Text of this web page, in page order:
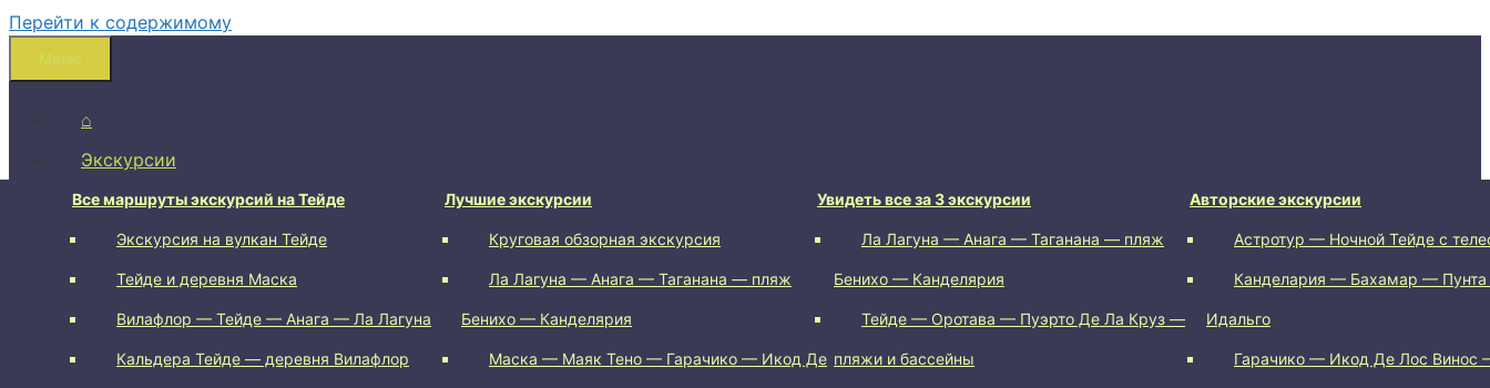
Перейти к содержимому
Меню
⌂
Экскурсии
Все маршруты экскурсий на Тейде
Экскурсия на вулкан Тейде
Тейде и деревня Маска
Вилафлор — Тейде — Анага — Ла Лагуна
Кальдера Тейде — деревня Вилафлор
Лучшие экскурсии
Круговая обзорная экскурсия
Ла Лагуна — Анага — Таганана — пляж
Бенихо — Канделярия
Маска — Маяк Тено — Гарачико — Икод Де
Увидеть все за 3 экскурсии
Ла Лагуна — Анага — Таганана — пляж
Бенихо — Канделярия
Тейде — Оротава — Пуэрто Де Ла Круз —
пляжи и бассейны
Авторские экскурсии
Астротур — Ночной Тейде с
Канделария — Бахамар —
Идальго
Гарачико — Икод Де Лос Винос
Пешие маршруты
Вулкан Чиньеро (Chinyero)
Cruz del Carmen
Вокруг вулкана Trevejo
Arenas Negras